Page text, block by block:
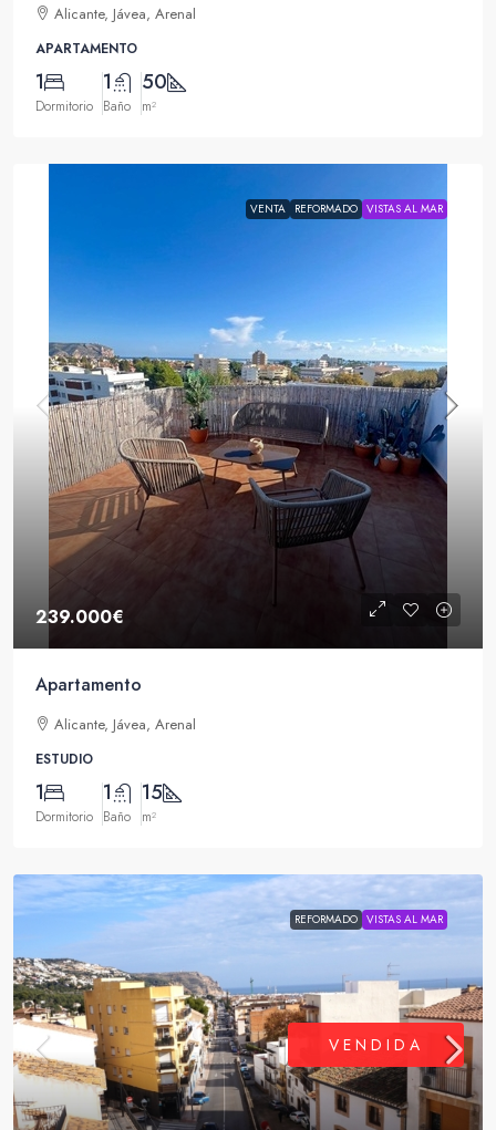
Alicante, Jávea, Arenal
APARTAMENTO
1
Dormitorio
1
Baño
50
m²
VENTA REFORMADO VISTAS AL MAR
239.000€
Apartamento
Alicante, Jávea, Arenal
ESTUDIO
1
Dormitorio
1
Baño
15
m²
VENDIDA
REFORMADO VISTAS AL MAR